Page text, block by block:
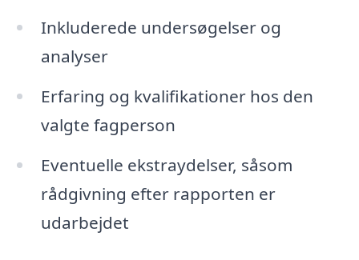
Inkluderede undersøgelser og
analyser
Erfaring og kvalifikationer hos den
valgte fagperson
Eventuelle ekstraydelser, såsom
rådgivning efter rapporten er
udarbejdet